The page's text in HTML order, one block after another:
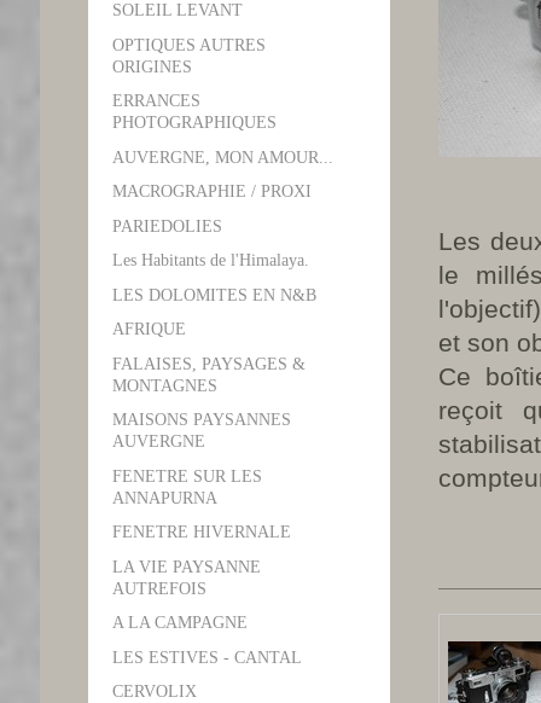
Les
le
et son
Ce
reçoit
SOLEIL LEVANT
OPTIQUES AUTRES
ORIGINES
ERRANCES
PHOTOGRAPHIQUES
AUVERGNE, MON AMOUR...
MACROGRAPHIE / PROXI
PARIEDOLIES
Les Habitants de l'Himalaya.
LES DOLOMITES EN N&B
AFRIQUE
FALAISES, PAYSAGES &
MONTAGNES
MAISONS PAYSANNES
AUVERGNE
FENETRE SUR LES
ANNAPURNA
FENETRE HIVERNALE
LA VIE PAYSANNE
AUTREFOIS
A LA CAMPAGNE
LES ESTIVES - CANTAL
CERVOLIX